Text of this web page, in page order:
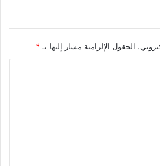
الحقول الإلزامية مشار إليها بـ *